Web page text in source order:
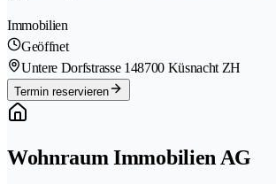
Immobilien
Geöffnet
Untere Dorfstrasse 148700 Küsnacht ZH
Termin reservieren
Wohnraum Immobilien AG